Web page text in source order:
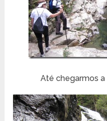
Até chegarmos a